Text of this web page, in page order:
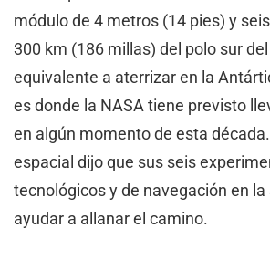
módulo de 4 metros (14 pies) y
300 km (186 millas) del polo sur
equivalente a aterrizar en la
es donde la NASA tiene previsto
en algún momento de esta
espacial dijo que sus seis
tecnológicos y de navegación en
ayudar a allanar el camino.